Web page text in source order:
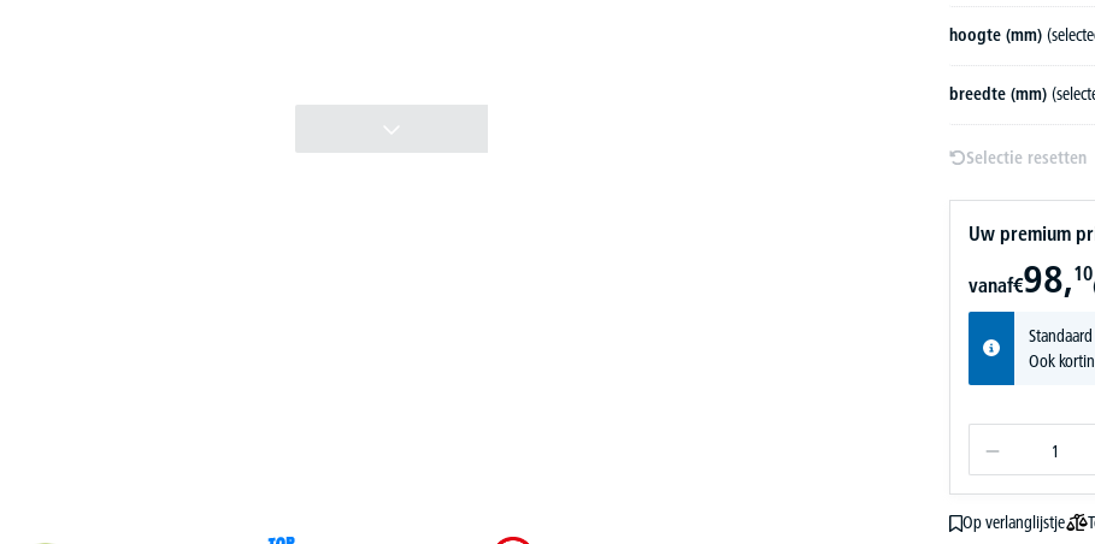
hoogte (mm)
breedte (mm)
Selectie resetten
Uw premium
vanaf€98,10
Ook
Op verlanglijstje